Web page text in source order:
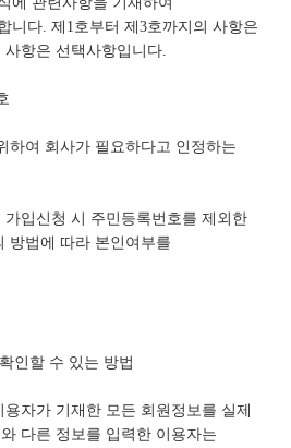
니다. 제1호부터 제3호까지의 사항은
항은 선택사항입니다.
하여 회사가 필요하다고 인정하는
입신청 시 주민등록번호를 제외한
방법에 따라 본인여부를
인할 수 있는 방법
자가 기재한 모든 회원정보를 실제
다른 정보를 입력한 이용자는